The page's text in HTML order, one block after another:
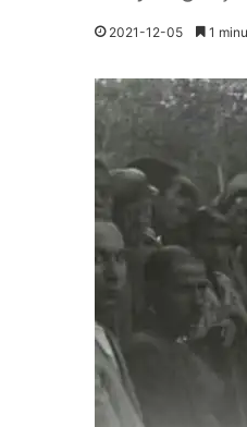
2021-12-05 1